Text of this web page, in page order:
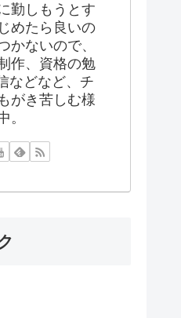
勤しもうとす
めたら良いの
かないので、
作、資格の勉
などなど、チ
がき苦しむ様
。